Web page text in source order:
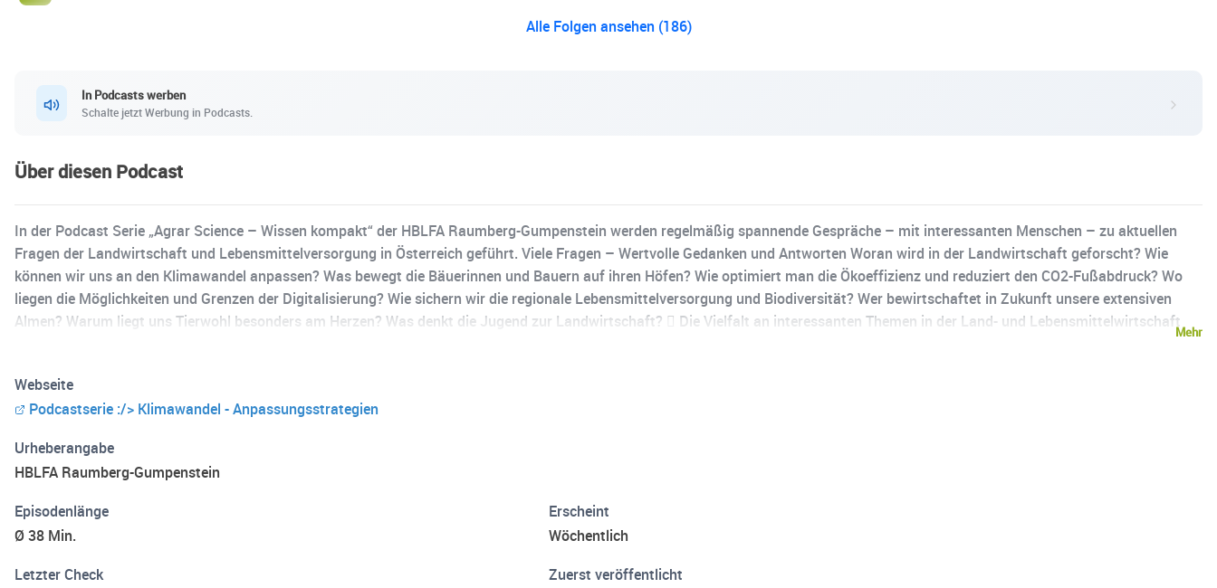
Alle Folgen ansehen (186)
In Podcasts werben
Schalte jetzt Werbung in Podcasts.
Über diesen Podcast
In der Podcast Serie „Agrar Science – Wissen kompakt“ der HBLFA Raumberg-Gumpenstein werden regelmäßig spannende Gespräche – mit interessanten Menschen – zu aktuellen
Fragen der Landwirtschaft und Lebensmittelversorgung in Österreich geführt. Viele Fragen – Wertvolle Gedanken und Antworten Woran wird in der Landwirtschaft geforscht? Wie
können wir uns an den Klimawandel anpassen? Was bewegt die Bäuerinnen und Bauern auf ihren Höfen? Wie optimiert man die Ökoeffizienz und reduziert den CO2-Fußabdruck? Wo
liegen die Möglichkeiten und Grenzen der Digitalisierung? Wie sichern wir die regionale Lebensmittelversorgung und Biodiversität? Wer bewirtschaftet in Zukunft unsere extensiven
Almen? Warum liegt uns Tierwohl besonders am Herzen? Was denkt die Jugend zur Landwirtschaft?  Die Vielfalt an interessanten Themen in der Land- und Lebensmittelwirtschaft
für direkte, indirekte, implizite, strafbare, besondere, zufällige oder sonstige Folgeschäden ab, die sich direkt oder indirekt aus der Nutzung der Video-Inhalte oder Podcast-Beiträge
ergeben.
Mehr
Webseite
Podcastserie :/> Klimawandel - Anpassungsstrategien
Urheberangabe
HBLFA Raumberg-Gumpenstein
Episodenlänge
Ø 38 Min.
Erscheint
Wöchentlich
Letzter Check
Zuerst veröffentlicht